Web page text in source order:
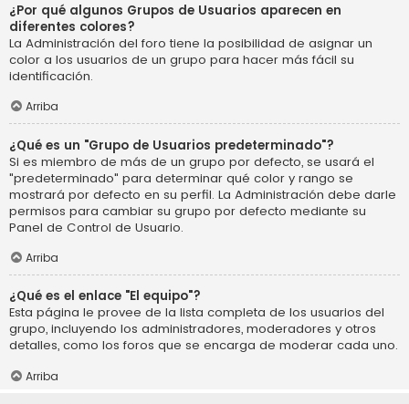
¿Por qué algunos Grupos de Usuarios aparecen en
diferentes colores?
La Administración del foro tiene la posibilidad de asignar un
color a los usuarios de un grupo para hacer más fácil su
identificación.
Arriba
¿Qué es un "Grupo de Usuarios predeterminado"?
Si es miembro de más de un grupo por defecto, se usará el
"predeterminado" para determinar qué color y rango se
mostrará por defecto en su perfil. La Administración debe darle
permisos para cambiar su grupo por defecto mediante su
Panel de Control de Usuario.
Arriba
¿Qué es el enlace "El equipo"?
Esta página le provee de la lista completa de los usuarios del
grupo, incluyendo los administradores, moderadores y otros
detalles, como los foros que se encarga de moderar cada uno.
Arriba